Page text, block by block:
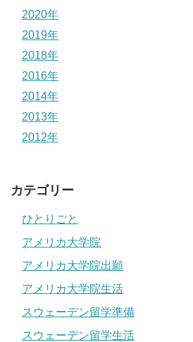
2020年
2019年
2018年
2016年
2014年
2013年
2012年
カテゴリー
ひとりごと
アメリカ大学院
アメリカ大学院出願
アメリカ大学院生活
スウェーデン留学準備
スウェーデン留学生活